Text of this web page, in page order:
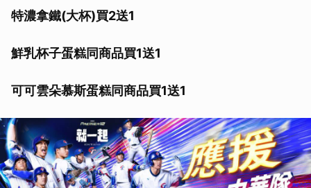
特濃拿鐵(大杯)買2送1
鮮乳杯子蛋糕同商品買1送1
可可雲朵慕斯蛋糕同商品買1送1